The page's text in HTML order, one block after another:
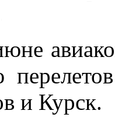
и Курск.